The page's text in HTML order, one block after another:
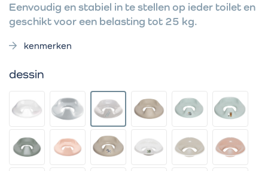
Eenvoudig en stabiel in te stellen op ieder toilet en
geschikt voor een belasting tot 25 kg.
kenmerken
dessin